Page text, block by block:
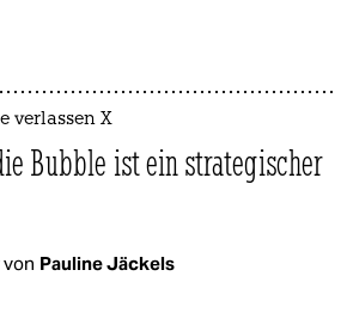
verlassen X
Bubble ist ein strategischer
Pauline Jäckels